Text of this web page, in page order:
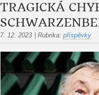
TRAGICKÁ
7. 12. 2023 Rubrika: příspěvky